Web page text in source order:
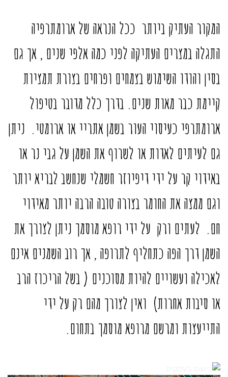
המקור העתיק ביותר ככל הנראה של ארומתרפיה
התגלה במצרים העתיקה לפני כמה אלפי שנים , אך גם
בסין והודו השימוש בצמחים ופרחים בצורת תמציות
קיימת כבר מאות שנים. בדרך כלל מדובר בטיפול
ארומתרפי כעיסוי העור בשמן אתריי או ארומטי. ניתן
גם לעיתים לאדות או לשרוף את השמן על גבי נר או
באידוי קר על ידי דיפיוזר חשמלי שנחשב לבריא יותר
וגם ממצה את החומר בצורה טובה הרבה יותר מאידוי
חם. לעתים ורק על ידי רופא מוסמך ניתן לצורך את
השמן דרך הפה כתחליף לתרופה , אך רוב השמנים אינם
לאכילה ועשויים להיות מסוכנים ( בשל הריכוז הרב
או סיבות אחרות) ואין לצורך מהם רק על ידי
התייעצות ומרשם מרופא מוסמך בתחום.